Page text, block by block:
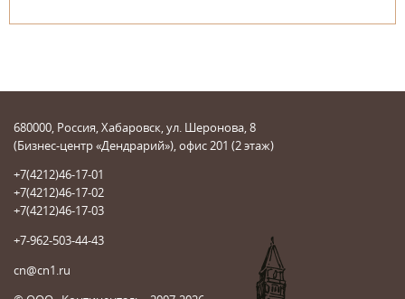
680000, Россия, Хабаровск, ул. Шеронова, 8
(Бизнес-центр «Дендрарий»), офис 201 (2 этаж)
+7(4212)46-17-01
+7(4212)46-17-02
+7(4212)46-17-03
+7-962-503-44-43
cn@cn1.ru